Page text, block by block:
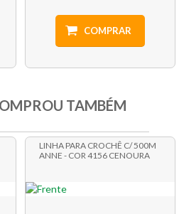
COMPRAR
TAMBÉM
LINHA PARA CROCHÊ C/ 500M
ANNE - COR 4156 CENOURA